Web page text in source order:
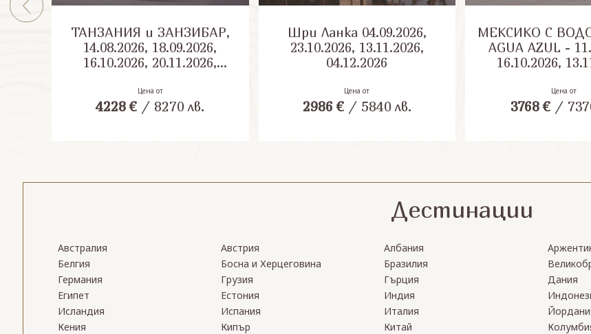
ТАНЗАНИЯ и ЗАНЗИБАР,
14.08.2026, 18.09.2026,
16.10.2026, 20.11.2026,
Цена от
4228 € / 8270 лв.
Шри Ланка 04.09.2026,
23.10.2026, 13.11.2026,
04.12.2026
Цена от
2986 €/ 5840 лв.
МЕКСИКО С
AGUA AZUL -
16.10.2026,
30.04.2027,
08.10.2027,
Цена от
3768 €/
Дестинации
Австралия Австрия Албания
Белгия
Босна и Херцеговина Бразилия
Германия
Грузия Гърция Дания
Египет
Естония Индия
Исландия
Испания Италия
Кения
Кипър Китай